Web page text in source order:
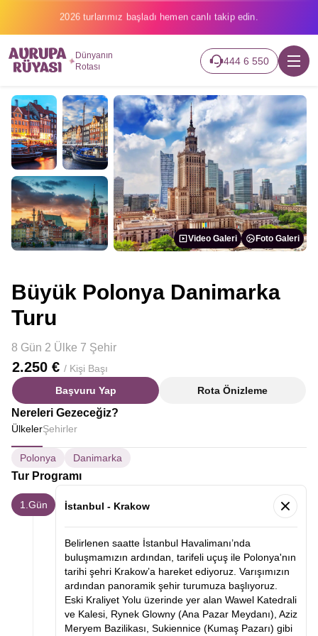
2026 turlarımız başladı hemen canlı takip edin.
Dünyanın
Rotası
444 6 550
Video Galeri Foto Galeri
Büyük Polonya Danimarka
Turu
8 Gün 2 Ülke 7 Şehir
2.250 € / Kişi Başı
Başvuru Yap
Rota Önizleme
Nereleri Gezeceğiz?
ÜlkelerŞehirler
Polonya Danimarka
Tur Programı
1.Gün İstanbul - Krakow
Belirlenen saatte İstanbul Havalimanı’nda
buluşmamızın ardından, tarifeli uçuş ile Polonya'nın
tarihi şehri Krakow’a hareket ediyoruz. Varışımızın
ardından panoramik şehir turumuza başlıyoruz.
Eski Kraliyet Yolu üzerinde yer alan Wawel Katedrali
ve Kalesi, Rynek Glowny (Ana Pazar Meydanı), Aziz
Meryem Bazilikası, Sukiennice (Kumaş Pazarı) gibi